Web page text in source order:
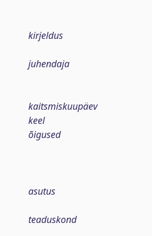
kirjeldus
juhendaja
kaitsmiskuupäev
keel
õigused
asutus
teaduskond